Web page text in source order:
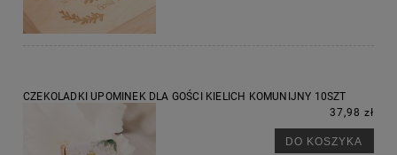
CZEKOLADKI UPOMINEK DLA GOŚCI KIELICH KOMUNIJNY 10SZT
37,98 zł
DO KOSZYKA